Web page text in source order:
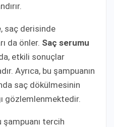
saç derisinde
da önler. Saç serumu
etkili sonuçlar
Ayrıca, bu şampuanın
saç dökülmesinin
gözlemlenmektedir.
şampuanı tercih